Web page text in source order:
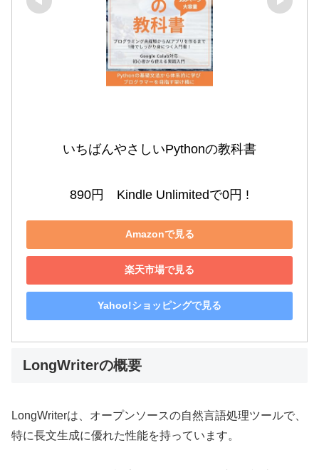
いちばんやさしいPythonの教科書
890円　Kindle Unlimitedで0円 !
Amazonで見る
楽天市場で見る
Yahoo!ショッピングで見る
LongWriterの概要
LongWriterは、オープンソースの自然言語処理ツールで、
特に長文生成に優れた性能を持っています。